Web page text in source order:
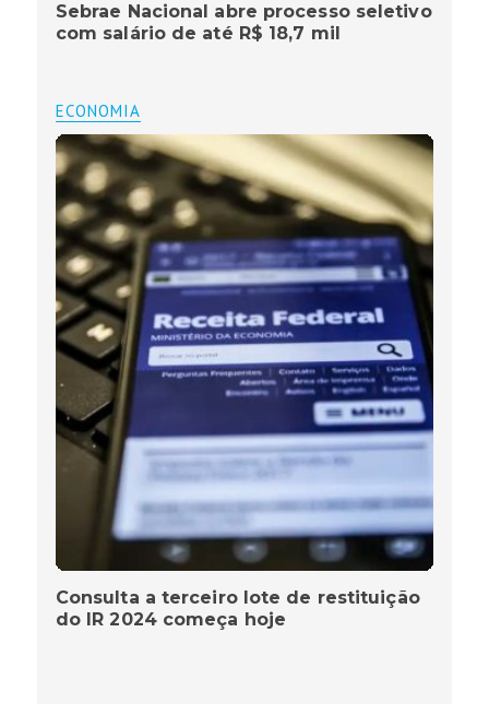
Sebrae Nacional abre processo seletivo
com salário de até R$ 18,7 mil
ECONOMIA
Consulta a terceiro lote de restituição
do IR 2024 começa hoje